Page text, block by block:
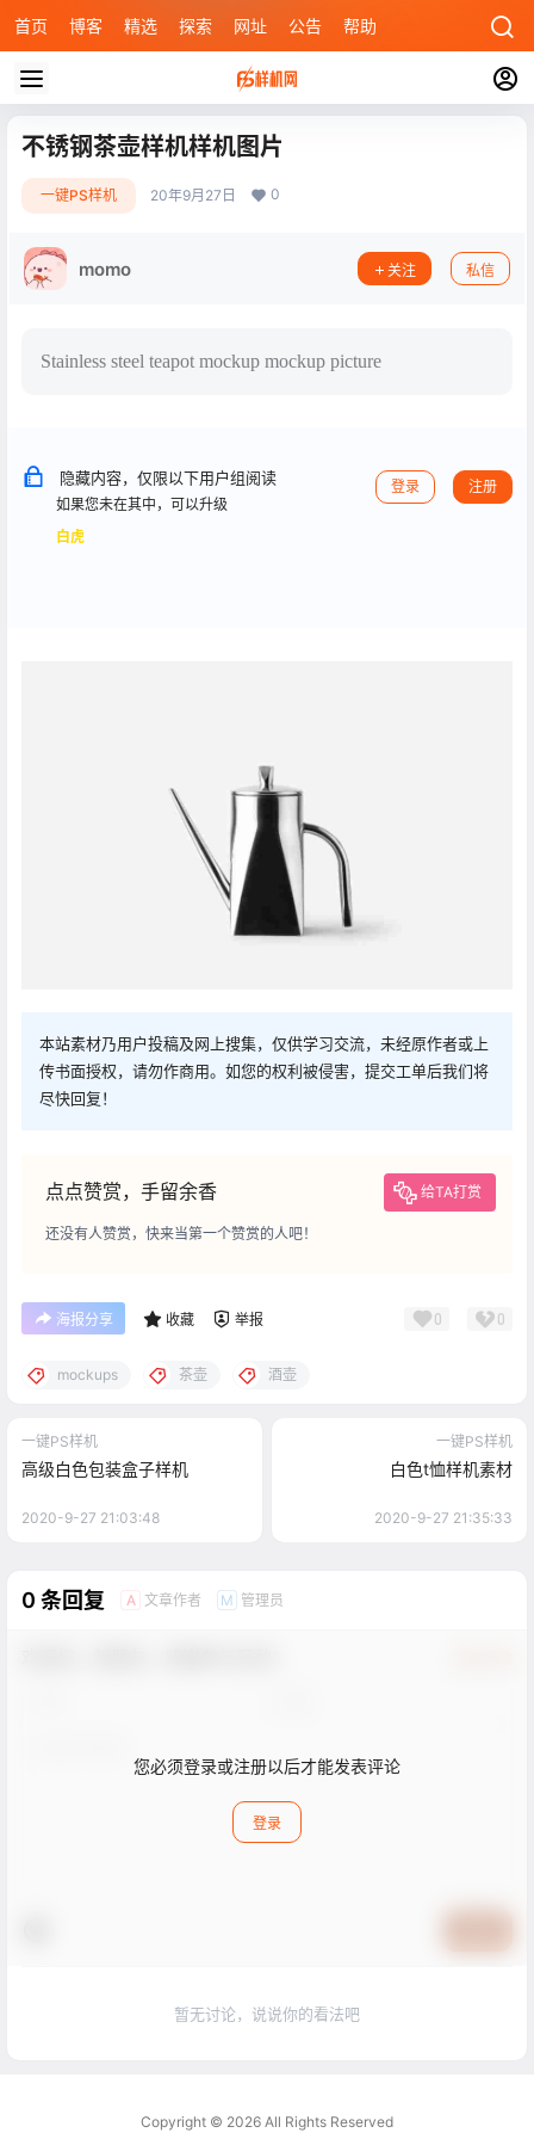
首页 博客 精选 探索 网址 公告 帮助
不锈钢茶壶样机样机图片
一键PS样机 20年9月27日 0
momo 关注 私信
Stainless steel teapot mockup mockup picture
隐藏内容，仅限以下用户组阅读
如果您未在其中，可以升级
白虎
登录 注册
本站素材乃用户投稿及网上搜集，仅供学习交流，未经原作者或上
传书面授权，请勿作商用。如您的权利被侵害，提交工单后我们将
尽快回复！
点点赞赏，手留余香 给TA打赏
还没有人赞赏，快来当第一个赞赏的人吧！
海报分享 收藏 举报 0 0
mockups 茶壶 酒壶
一键PS样机
高级白色包装盒子样机
2020-9-27 21:03:48
一键PS样机
白色t恤样机素材
2020-9-27 21:35:33
0 条回复 A 文章作者 M 管理员
您必须登录或注册以后才能发表评论
登录
暂无讨论，说说你的看法吧
Copyright © 2026 All Rights Reserved